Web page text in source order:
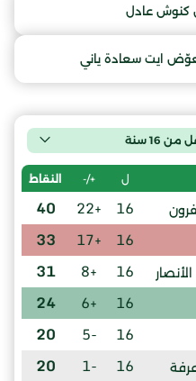
كنوش عادل
ايت سعادة ياني
16 سنة
ل +/- النقاط
16
+22
40
16
+17
33
16
+8
31
16
+6
24
16
-5
20
16
-1
20